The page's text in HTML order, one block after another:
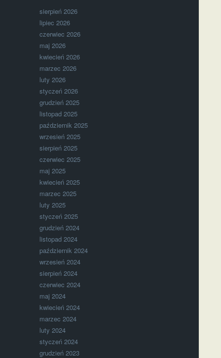
sierpień 2026
lipiec 2026
czerwiec 2026
maj 2026
kwiecień 2026
marzec 2026
luty 2026
styczeń 2026
grudzień 2025
listopad 2025
październik 2025
wrzesień 2025
sierpień 2025
czerwiec 2025
maj 2025
kwiecień 2025
marzec 2025
luty 2025
styczeń 2025
grudzień 2024
listopad 2024
październik 2024
wrzesień 2024
sierpień 2024
czerwiec 2024
maj 2024
kwiecień 2024
marzec 2024
luty 2024
styczeń 2024
grudzień 2023